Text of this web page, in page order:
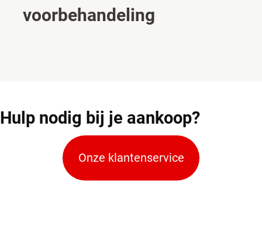
voorbehandeling
Hulp nodig bij je aankoop?
Onze klantenservice